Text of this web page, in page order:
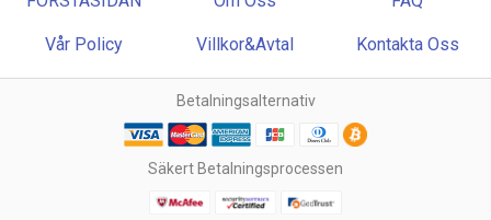
Vår Policy Villkor&Avtal Kontakta Oss
Betalningsalternativ
Säkert Betalningsprocessen